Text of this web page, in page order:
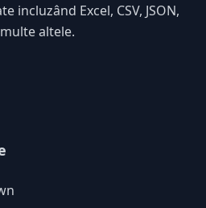
incluzând Excel, CSV, JSON,
altele.